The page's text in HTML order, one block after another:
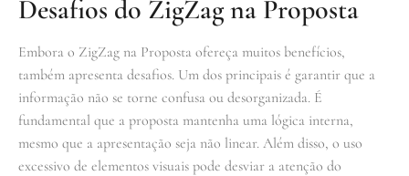
Desafios do ZigZag na Proposta
Embora o ZigZag na Proposta ofereça muitos benefícios,
também apresenta desafios. Um dos principais é garantir que a
informação não se torne confusa ou desorganizada. É
fundamental que a proposta mantenha uma lógica interna,
mesmo que a apresentação seja não linear. Além disso, o uso
excessivo de elementos visuais pode desviar a atenção do